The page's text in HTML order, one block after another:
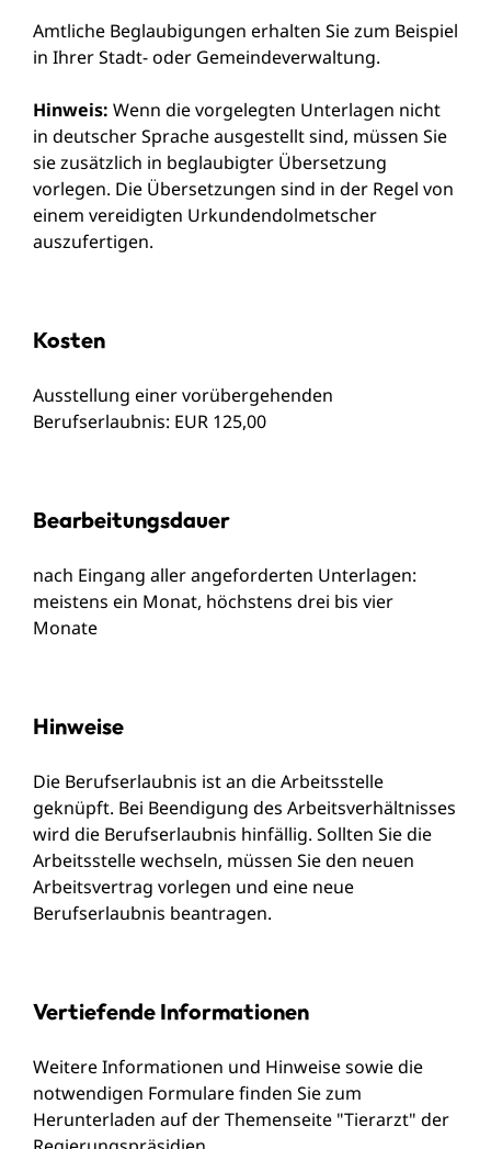
Amtliche Beglaubigungen erhalten Sie zum Beispiel
in Ihrer Stadt- oder Gemeindeverwaltung.
Hinweis: Wenn die vorgelegten Unterlagen nicht
in deutscher Sprache ausgestellt sind, müssen Sie
sie zusätzlich in beglaubigter Übersetzung
vorlegen. Die Übersetzungen sind in der Regel von
einem vereidigten Urkundendolmetscher
auszufertigen.
Kosten
Ausstellung einer vorübergehenden
Berufserlaubnis: EUR 125,00
Bearbeitungsdauer
nach Eingang aller angeforderten Unterlagen:
meistens ein Monat, höchstens drei bis vier
Monate
Hinweise
Die Berufserlaubnis ist an die Arbeitsstelle
geknüpft. Bei Beendigung des Arbeitsverhältnisses
wird die Berufserlaubnis hinfällig. Sollten Sie die
Arbeitsstelle wechseln, müssen Sie den neuen
Arbeitsvertrag vorlegen und eine neue
Berufserlaubnis beantragen.
Vertiefende Informationen
Weitere Informationen und Hinweise sowie die
notwendigen Formulare finden Sie zum
Herunterladen auf derThemenseite "Tierarzt" der